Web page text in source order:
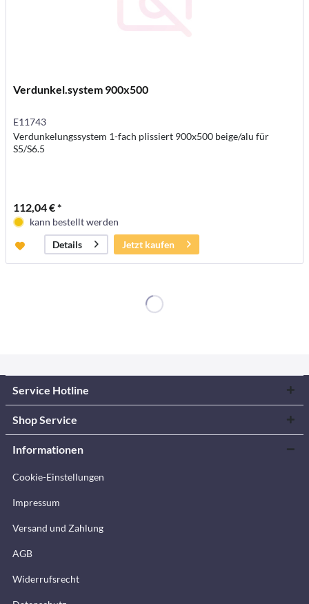
Verdunkel.system 900x500
E11743
Verdunkelungssystem 1-fach plissiert 900x500 beige/alu für
S5/S6.5
112,04 € *
kann bestellt werden
Details
Jetzt kaufen
Service Hotline
Shop Service
Informationen
Cookie-Einstellungen
Impressum
Versand und Zahlung
AGB
Widerrufsrecht